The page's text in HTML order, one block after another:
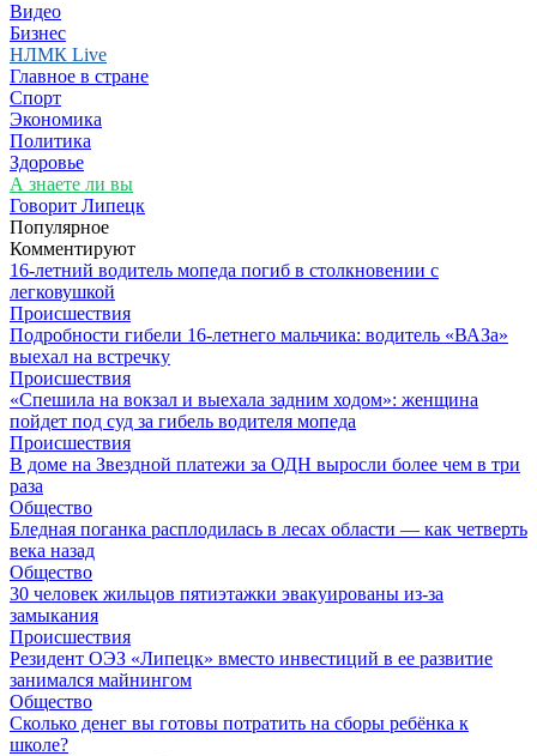
Видео
Бизнес
НЛМК Live
Главное в стране
Спорт
Экономика
Политика
Здоровье
А знаете ли вы
Говорит Липецк
Популярное
Комментируют
16-летний водитель мопеда погиб в столкновении с
легковушкой
Происшествия
Подробности гибели 16-летнего мальчика: водитель «ВАЗа»
выехал на встречку
Происшествия
«Спешила на вокзал и выехала задним ходом»: женщина
пойдет под суд за гибель водителя мопеда
Происшествия
В доме на Звездной платежи за ОДН выросли более чем в три
раза
Общество
Бледная поганка расплодилась в лесах области — как четверть
века назад
Общество
30 человек жильцов пятиэтажки эвакуированы из-за
замыкания
Происшествия
Резидент ОЭЗ «Липецк» вместо инвестиций в ее развитие
занимался майнингом
Общество
Сколько денег вы готовы потратить на сборы ребёнка к
школе?